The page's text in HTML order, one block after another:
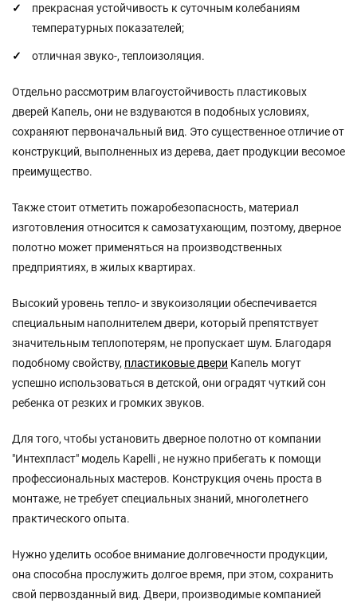
прекрасная устойчивость к суточным колебаниям
температурных показателей;
отличная звуко-, теплоизоляция.
Отдельно рассмотрим влагоустойчивость пластиковых
дверей Капель, они не вздуваются в подобных условиях,
сохраняют первоначальный вид. Это существенное отличие от
конструкций, выполненных из дерева, дает продукции весомое
преимущество.
Также стоит отметить пожаробезопасность, материал
изготовления относится к самозатухающим, поэтому, дверное
полотно может применяться на производственных
предприятиях, в жилых квартирах.
Высокий уровень тепло- и звукоизоляции обеспечивается
специальным наполнителем двери, который препятствует
значительным теплопотерям, не пропускает шум. Благодаря
подобному свойству, пластиковые двери Капель могут
успешно использоваться в детской, они оградят чуткий сон
ребенка от резких и громких звуков.
Для того, чтобы установить дверное полотно от компании
"Интехпласт" модель Kapelli , не нужно прибегать к помощи
профессиональных мастеров. Конструкция очень проста в
монтаже, не требует специальных знаний, многолетнего
практического опыта.
Нужно уделить особое внимание долговечности продукции,
она способна прослужить долгое время, при этом, сохранить
свой первозданный вид. Двери, производимые компанией